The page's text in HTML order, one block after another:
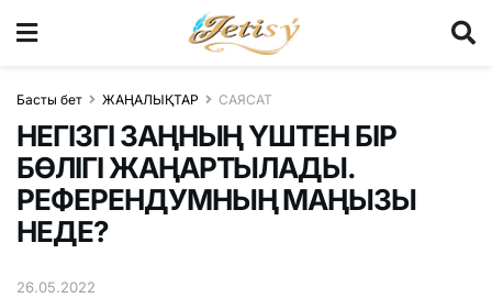
Басты бет ЖАҢАЛЫҚТАР САЯСАТ
НЕГІЗГІ ЗАҢНЫҢ ҮШТЕН БІР
БӨЛІГІ ЖАҢАРТЫЛАДЫ.
РЕФЕРЕНДУМНЫҢ МАҢЫЗЫ
НЕДЕ?
26.05.2022